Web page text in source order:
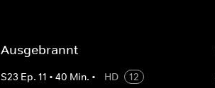
Ausgebrannt
S23 Ep. 11 • 40 Min. • HD
12